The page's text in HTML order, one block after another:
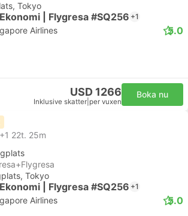
Tokyo
Ekonomi | Flygresa #SQ256 +1
Airlines 5.0
USD 1266
Inklusive skatter per vuxen
Boka nu
+1 22t. 25m
Tokyo
Ekonomi | Flygresa #SQ256 +1
Airlines 5.0